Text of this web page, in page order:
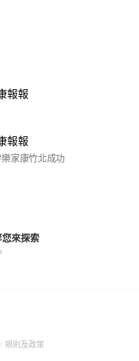
報報
報報
家康竹北成功
來探索
(Open
規則及政策(Open